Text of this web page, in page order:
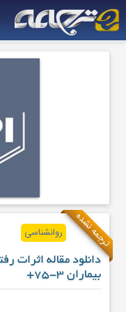
ترجمه نشده روانشناسی
دانلود مقاله اثرات
بیماران 3-75+